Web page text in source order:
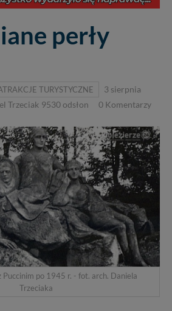
perły
TURYSTYCZNE
3 sierpnia
Trzeciak 9530 odsłon 0 Komentarzy
Puccinim po 1945 r. - fot. arch. Daniela
Trzeciaka